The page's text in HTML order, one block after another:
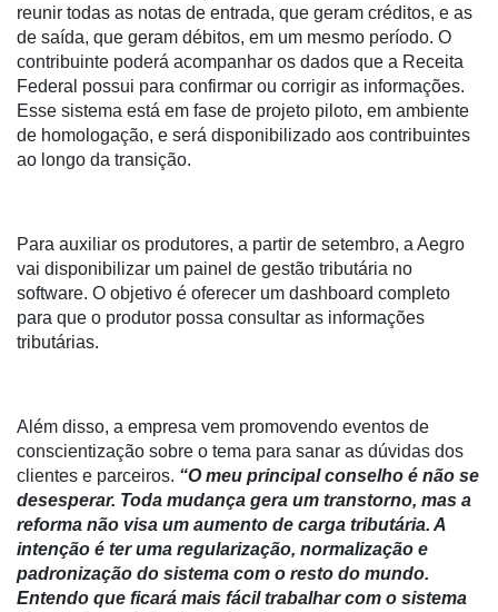
reunir todas as notas de entrada, que geram créditos, e as
de saída, que geram débitos, em um mesmo período. O
contribuinte poderá acompanhar os dados que a Receita
Federal possui para confirmar ou corrigir as informações.
Esse sistema está em fase de projeto piloto, em ambiente
de homologação, e será disponibilizado aos contribuintes
ao longo da transição.
Para auxiliar os produtores, a partir de setembro, a Aegro
vai disponibilizar um painel de gestão tributária no
software. O objetivo é oferecer um dashboard completo
para que o produtor possa consultar as informações
tributárias.
Além disso, a empresa vem promovendo eventos de
conscientização sobre o tema para sanar as dúvidas dos
clientes e parceiros. “O meu principal conselho é não se
desesperar. Toda mudança gera um transtorno, mas a
reforma não visa um aumento de carga tributária. A
intenção é ter uma regularização, normalização e
padronização do sistema com o resto do mundo.
Entendo que ficará mais fácil trabalhar com o sistema